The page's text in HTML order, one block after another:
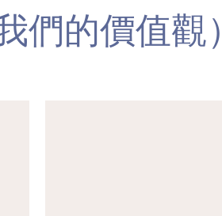
們的價值觀）